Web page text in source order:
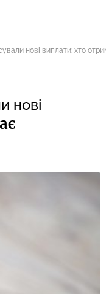
нові виплати: хто
нові